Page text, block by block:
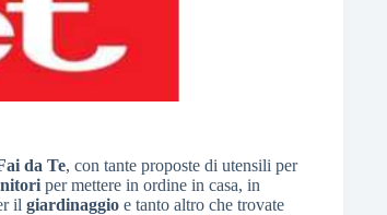
da Te, con tante proposte di utensili per
per mettere in ordine in casa, in
il giardinaggio e tanto altro che trovate